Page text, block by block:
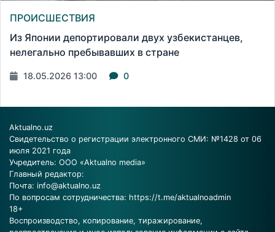
ПРОИСШЕСТВИЯ
Из Японии депортировали двух узбекистанцев,
нелегально пребывавших в стране
18.05.2026 13:00 0
Aktualno.uz
Свидетельство о регистрации электронного СМИ: №1428 от 06
июля 2021 года
Учредитель: ООО «Aktualno media»
Главный редактор:
Почта: info@aktualno.uz
По вопросам сотрудничества: https://t.me/aktualnoadmin
18+
Воспроизводство, копирование, тиражирование,